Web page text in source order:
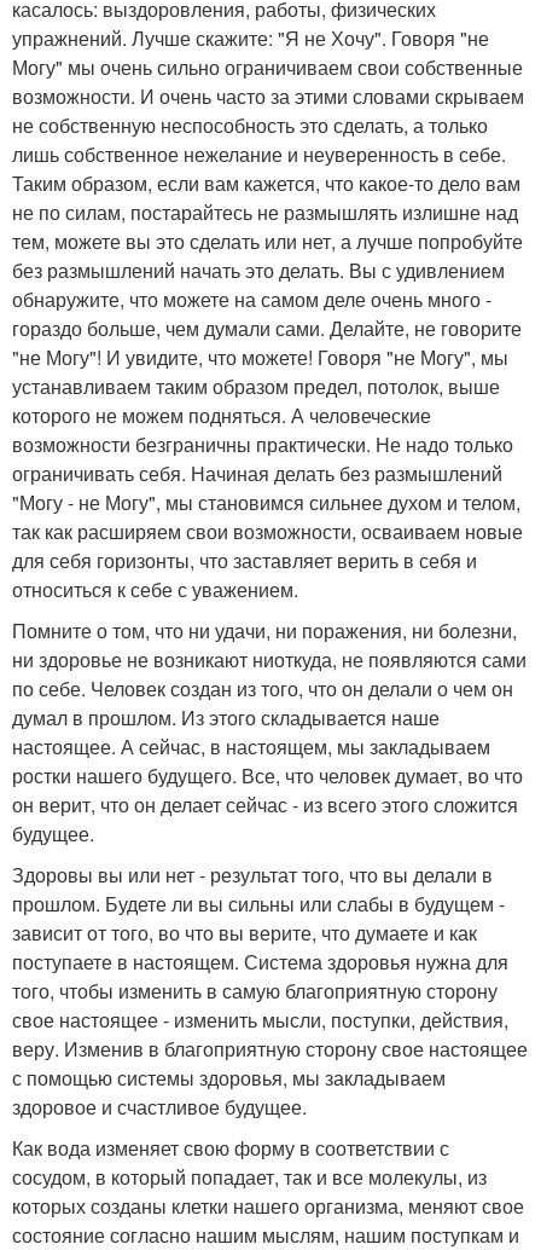
касалось: выздоровления, работы, физических
упражнений. Лучше скажите: "Я не Хочу". Говоря "не
Могу" мы очень сильно ограничиваем свои собственные
возможности. И очень часто за этими словами скрываем
не собственную неспособность это сделать, а только
лишь собственное нежелание и неуверенность в себе.
Таким образом, если вам кажется, что какое-то дело вам
не по силам, постарайтесь не размышлять излишне над
тем, можете вы это сделать или нет, а лучше попробуйте
без размышлений начать это делать. Вы с удивлением
обнаружите, что можете на самом деле очень много -
гораздо больше, чем думали сами. Делайте, не говорите
"не Могу"! И увидите, что можете! Говоря "не Могу", мы
устанавливаем таким образом предел, потолок, выше
которого не можем подняться. А человеческие
возможности безграничны практически. Не надо только
ограничивать себя. Начиная делать без размышлений
"Могу - не Могу", мы становимся сильнее духом и телом,
так как расширяем свои возможности, осваиваем новые
для себя горизонты, что заставляет верить в себя и
относиться к себе с уважением.
Помните о том, что ни удачи, ни поражения, ни болезни,
ни здоровье не возникают ниоткуда, не появляются сами
по себе. Человек создан из того, что он делали о чем он
думал в прошлом. Из этого складывается наше
настоящее. А сейчас, в настоящем, мы закладываем
ростки нашего будущего. Все, что человек думает, во что
он верит, что он делает сейчас - из всего этого сложится
будущее.
Здоровы вы или нет - результат того, что вы делали в
прошлом. Будете ли вы сильны или слабы в будущем -
зависит от того, во что вы верите, что думаете и как
поступаете в настоящем. Система здоровья нужна для
того, чтобы изменить в самую благоприятную сторону
свое настоящее - изменить мысли, поступки, действия,
веру. Изменив в благоприятную сторону свое настоящее
с помощью системы здоровья, мы закладываем
здоровое и счастливое будущее.
Как вода изменяет свою форму в соответствии с
сосудом, в который попадает, так и все молекулы, из
которых созданы клетки нашего организма, меняют свое
состояние согласно нашим мыслям, нашим поступкам и